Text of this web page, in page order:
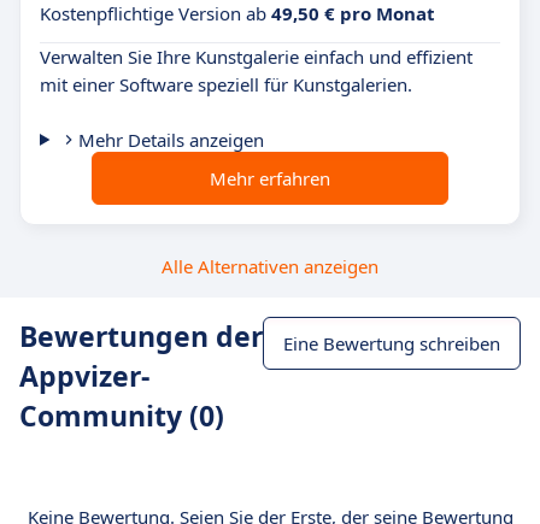
Kostenpflichtige Version ab 49,50 € pro Monat
Verwalten Sie Ihre Kunstgalerie einfach und effizient
mit einer Software speziell für Kunstgalerien.
Mehr Details anzeigen
Mehr erfahren
Alle Alternativen anzeigen
Bewertungen der
Appvizer-
Community (0)
Eine Bewertung schreiben
Keine Bewertung. Seien Sie der Erste, der seine Bewertung